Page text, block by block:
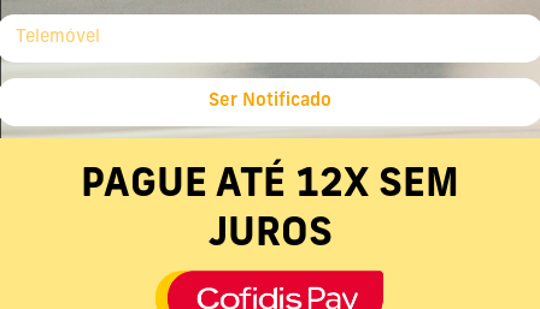
Ser Notificado
PAGUE ATÉ 12X SEM
JUROS